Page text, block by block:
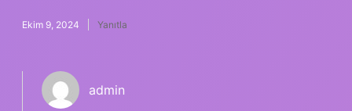
Ekim 9, 2024 Yanıtla
admin